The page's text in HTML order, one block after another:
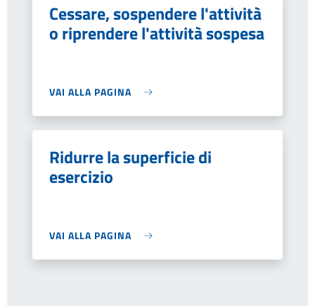
Cessare, sospendere l'attività
o riprendere l'attività sospesa
VAI ALLA PAGINA
Ridurre la superficie di
esercizio
VAI ALLA PAGINA